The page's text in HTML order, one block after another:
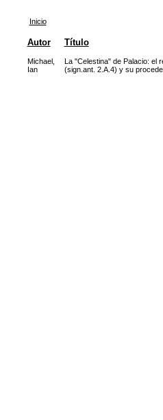
Inicio
Autor Título
Michael,
Ian
La "Celestina" de Palacio: el
(sign.ant. 2.A.4) y su